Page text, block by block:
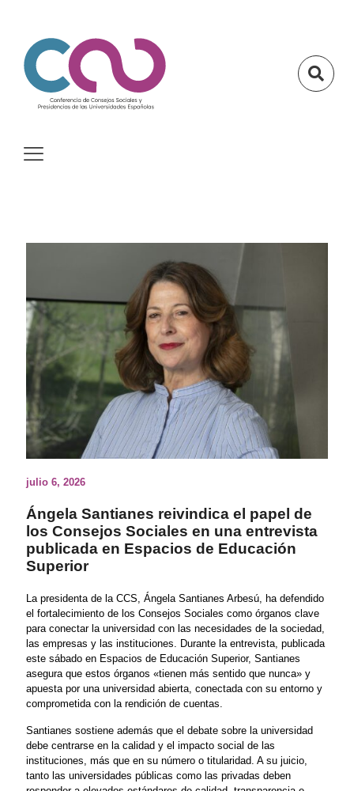
julio 6, 2026
Ángela Santianes reivindica el papel de
los Consejos Sociales en una entrevista
publicada en Espacios de Educación
Superior
La presidenta de la CCS, Ángela Santianes Arbesú, ha defendido
el fortalecimiento de los Consejos Sociales como órganos clave
para conectar la universidad con las necesidades de la sociedad,
las empresas y las instituciones. Durante la entrevista, publicada
este sábado en Espacios de Educación Superior, Santianes
asegura que estos órganos «tienen más sentido que nunca» y
apuesta por una universidad abierta, conectada con su entorno y
comprometida con la rendición de cuentas.
Santianes sostiene además que el debate sobre la universidad
debe centrarse en la calidad y el impacto social de las
instituciones, más que en su número o titularidad. A su juicio,
tanto las universidades públicas como las privadas deben